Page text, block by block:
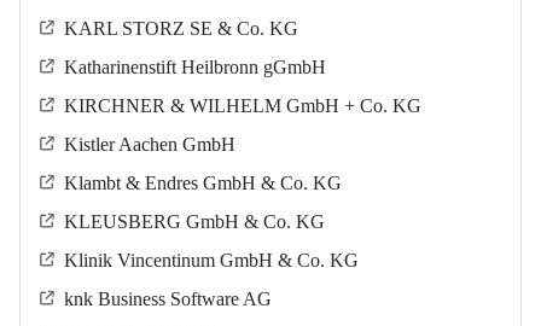
KARL STORZ SE & Co. KG
Katharinenstift Heilbronn gGmbH
KIRCHNER & WILHELM GmbH + Co. KG
Kistler Aachen GmbH
Klambt & Endres GmbH & Co. KG
KLEUSBERG GmbH & Co. KG
Klinik Vincentinum GmbH & Co. KG
knk Business Software AG